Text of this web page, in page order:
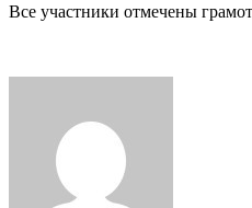
Все участники отмечены